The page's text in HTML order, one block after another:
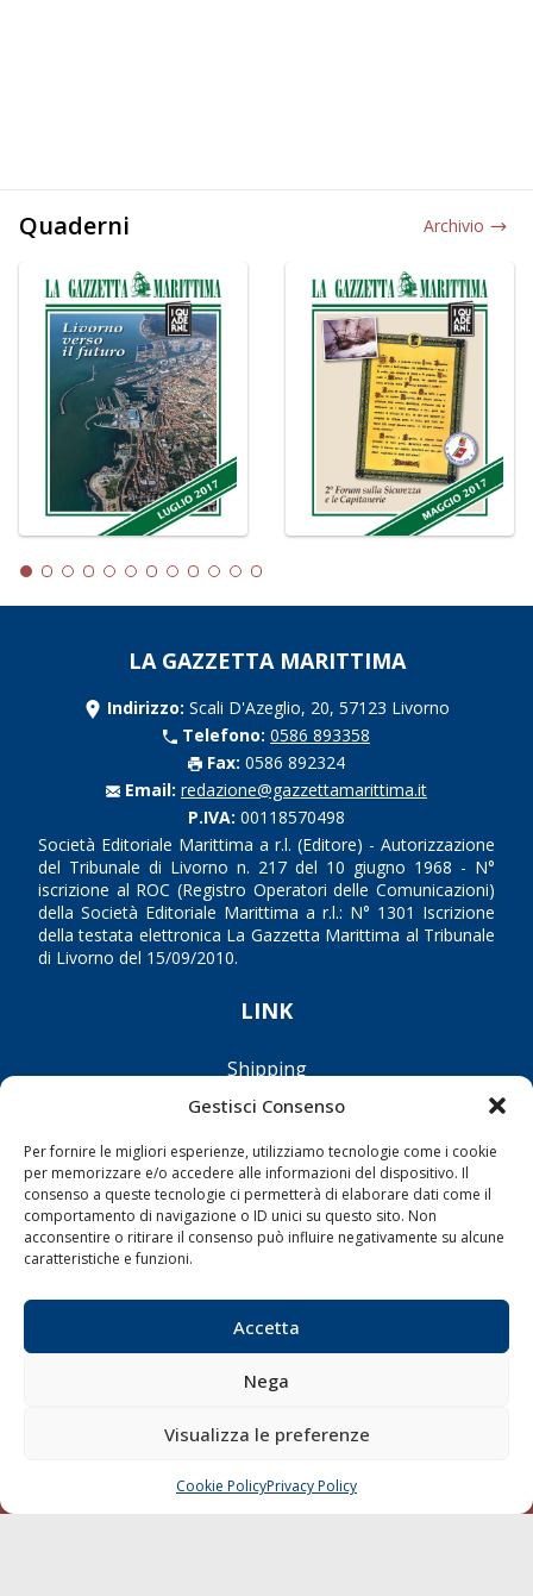
Gestisci Consenso
Per fornire le migliori esperienze, utilizziamo tecnologie come i cookie
per memorizzare e/o accedere alle informazioni del dispositivo. Il
consenso a queste tecnologie ci permetterà di elaborare dati come il
comportamento di navigazione o ID unici su questo sito. Non
acconsentire o ritirare il consenso può influire negativamente su alcune
caratteristiche e funzioni.
Accetta
Nega
Visualizza le preferenze
Cookie PolicyPrivacy Policy
Quaderni Archivio
LA GAZZETTA MARITTIMA
Indirizzo: Scali D'Azeglio, 20, 57123 Livorno
Telefono: 0586 893358
Fax: 0586 892324
Email: redazione@gazzettamarittima.it
P.IVA: 00118570498
Società Editoriale Marittima a r.l. (Editore) - Autorizzazione
del Tribunale di Livorno n. 217 del 10 giugno 1968 - N°
iscrizione al ROC (Registro Operatori delle Comunicazioni)
della Società Editoriale Marittima a r.l.: N° 1301 Iscrizione
della testata elettronica La Gazzetta Marittima al Tribunale
di Livorno del 15/09/2010.
LINK
Shipping
Porti/Interporti
Trasporti
Varie
Sostenibilità
Compagnie di Navigazione
Diporto
Chi siamo
Contatti
SEGUI
CHIAMA SCRIVI